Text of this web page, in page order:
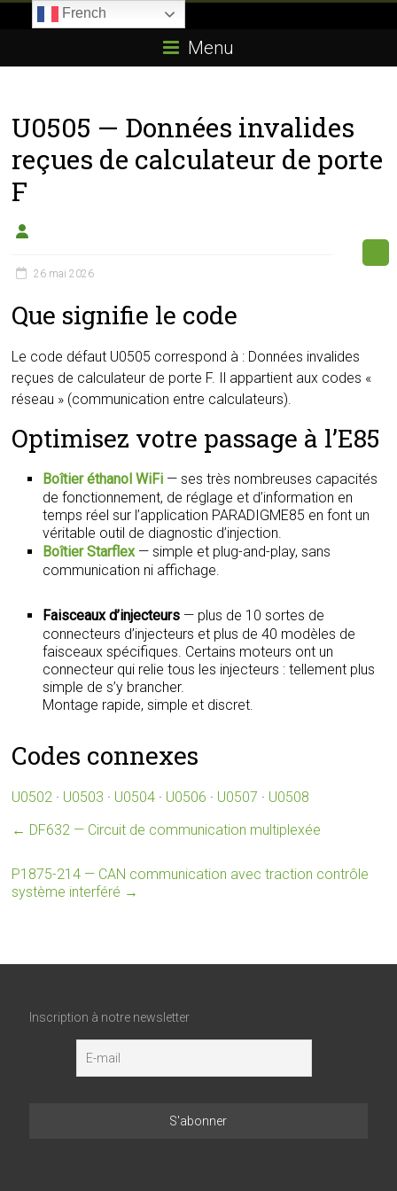
E85.com
passion
boîtier
éthanol
Menu
U0505 — Données invalides
reçues de calculateur de porte
F
26 mai 2026
Que signifie le code
Le code défaut U0505 correspond à : Données invalides
reçues de calculateur de porte F. Il appartient aux codes «
réseau » (communication entre calculateurs).
Optimisez votre passage à l’E85
Boîtier éthanol WiFi — ses très nombreuses capacités
de fonctionnement, de réglage et d’information en
temps réel sur l’application PARADIGME85 en font un
véritable outil de diagnostic d’injection.
Boîtier Starflex— simple et plug-and-play, sans
communication ni affichage.
Faisceaux d’injecteurs — plus de 10 sortes de
connecteurs d’injecteurs et plus de 40 modèles de
faisceaux spécifiques. Certains moteurs ont un
connecteur qui relie tous les injecteurs : tellement plus
simple de s’y brancher.
Montage rapide, simple et discret.
Codes connexes
U0502 · U0503 · U0504 · U0506 · U0507 · U0508
← DF632 — Circuit de communication multiplexée
P1875-214 — CAN communication avec traction contrôle
système interféré →
Inscription à notre newsletter
French